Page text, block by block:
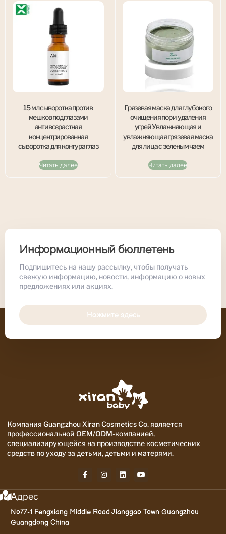
15 мл сыворотка против
мешков под глазами
антивозрастная
концентрированная
сыворотка для контура глаз
Читать далее
Грязевая маска для глубокого
очищения пор и удаления
угрей Увлажняющая и
увлажняющая грязевая маска
для лица с зеленым чаем
Читать далее
Информационный бюллетень
Подпишитесь на нашу рассылку, чтобы получать
свежую информацию, новости, информацию о новых
предложениях или акциях.
Нажмите здесь
Компания Guangzhou Xiran Cosmetics Co. является
профессиональной OEM/ODM-компанией,
специализирующейся на производстве косметических
средств по уходу за детьми, детьми и матерями.
Адрес
No77-1 Fengxiang Middle Road Jianggao Town Guangzhou
Guangdong China